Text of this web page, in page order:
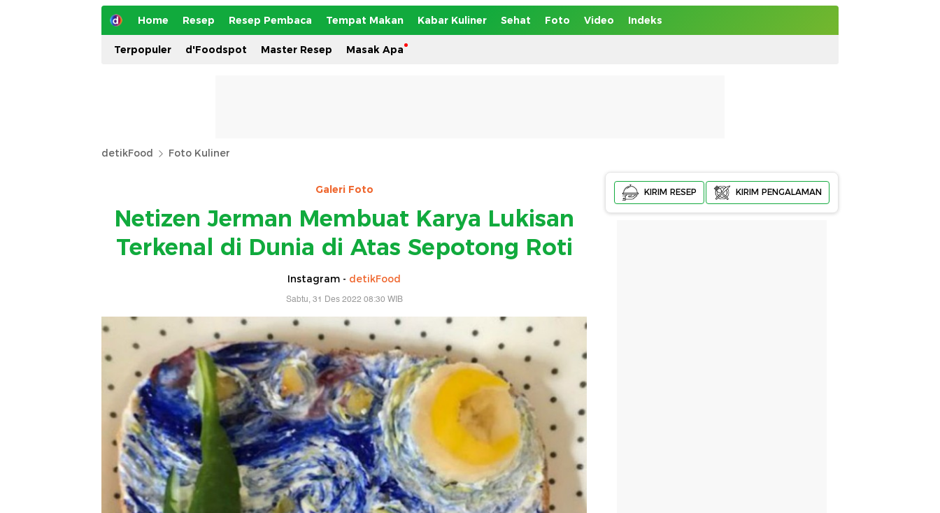
Home Resep Resep Pembaca Tempat Makan Kabar Kuliner Sehat Foto Video Indeks
Terpopuler d'Foodspot Master Resep Masak Apa
detikFood Foto Kuliner
Galeri Foto
Netizen Jerman Membuat Karya Lukisan
Terkenal di Dunia di Atas Sepotong Roti
Instagram - detikFood
Sabtu, 31 Des 2022 08:30 WIB
KIRIM RESEP KIRIM PENGALAMAN